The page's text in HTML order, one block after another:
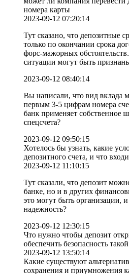
номера карты
2023-09-12 07:20:14
Тут сказано, что депозитные
только по окончании срока
форс-мажорных
ситуации могут быть
2023-09-12 08:40:14
Вы написали, что вид вклада
первым 3-5 цифрам номера
банк применяет собственное
спецсчета?
2023-09-12 09:50:15
Хотелось бы узнать, какие
депозитного счета, и что
2023-09-12 11:10:15
Тут сказали, что депозит
банке, но и в других
это могут быть организации,
надежность?
2023-09-12 12:30:15
Что нужно чтобы депозит
обеспечить безопасность
2023-09-12 13:50:14
Какие существуют
сохранения и приумножения